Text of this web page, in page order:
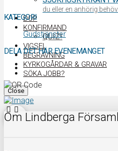
du eller en anhörig
DOP
KONFIRMAND
QUIZ!
VIGSEL
BEGRAVNING
KYRKOGÅRDAR & GRAVAR
SÖKA JOBB?
Close
KATEGORI
Gudstjänster
DELA DET HÄR EVENEMANGET
Om Lindberga